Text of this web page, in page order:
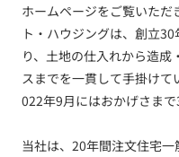
ホームページをご覧いただ
ト・ハウジングは、創立
り、土地の仕入れから造
スまでを一貫して手掛け
022年9月にはおかげさま
当社は、20年間注文住宅